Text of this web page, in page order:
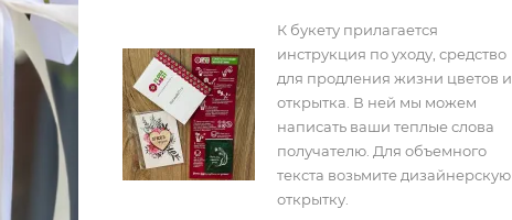
К букету прилагается
инструкция по уходу, средство
для продления жизни цветов и
открытка. В ней мы можем
написать ваши теплые слова
получателю. Для объемного
текста возьмите дизайнерскую
открытку.